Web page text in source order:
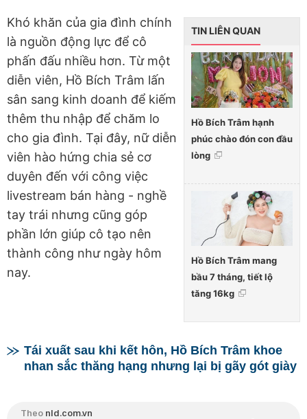
TIN LIÊN QUAN
Hồ Bích Trâm hạnh
phúc chào đón con đầu
lòng
Hồ Bích Trâm mang
bầu 7 tháng, tiết lộ
tăng 16kg
Khó khăn của gia đình chính
là nguồn động lực để cô
phấn đấu nhiều hơn. Từ một
diễn viên, Hồ Bích Trâm lấn
sân sang kinh doanh để kiếm
thêm thu nhập để chăm lo
cho gia đình. Tại đây, nữ diễn
viên hào hứng chia sẻ cơ
duyên đến với công việc
livestream bán hàng - nghề
tay trái nhưng cũng góp
phần lớn giúp cô tạo nên
thành công như ngày hôm
nay.
Tái xuất sau khi kết hôn, Hồ Bích Trâm khoe
nhan sắc thăng hạng nhưng lại bị gãy gót giày
Theo nld.com.vn